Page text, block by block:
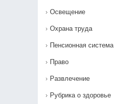
Освещение
Охрана труда
Пенсионная система
Право
Развлечение
Рубрика о здоровье